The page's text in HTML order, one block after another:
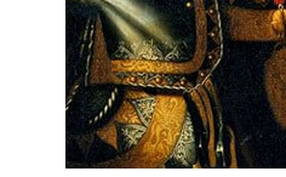
On peut néanmoins penser,
historique, que le 2 juin 1549
assista au plus beau des
Quint put rêver à une vie
extraordinaires fatigues que
voyages permanents et des